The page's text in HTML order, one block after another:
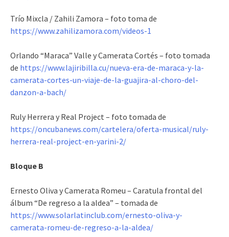
Trío Mixcla / Zahili Zamora – foto toma de
https://www.zahilizamora.com/videos-1
Orlando “Maraca” Valle y Camerata Cortés – foto tomada
de https://www.lajiribilla.cu/nueva-era-de-maraca-y-la-
camerata-cortes-un-viaje-de-la-guajira-al-choro-del-
danzon-a-bach/
Ruly Herrera y Real Project – foto tomada de
https://oncubanews.com/cartelera/oferta-musical/ruly-
herrera-real-project-en-yarini-2/
Bloque B
Ernesto Oliva y Camerata Romeu – Caratula frontal del
álbum “De regreso a la aldea” – tomada de
https://www.solarlatinclub.com/ernesto-oliva-y-
camerata-romeu-de-regreso-a-la-aldea/